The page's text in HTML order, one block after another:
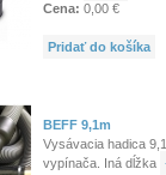
Cena: 0,00 €
Pridať do košíka
BEFF 9,1m
Vysávacia hadica
vypínača. Iná dĺžka